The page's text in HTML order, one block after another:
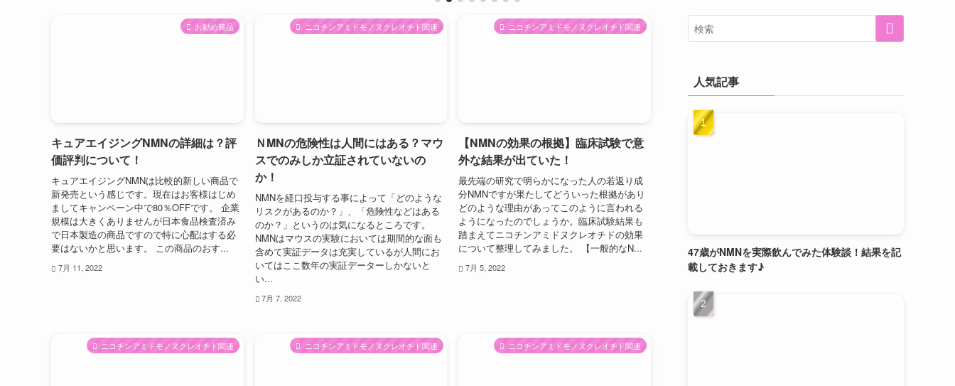
お勧め商品
キュアエイジングNMNの詳細は？評
価評判について！
キュアエイジングNMNは比較的新しい商品で
新発売という感じです。現在はお客様はじめ
ましてキャンペーン中で80％OFFです。 企業
規模は大きくありませんが日本食品検査済み
で日本製造の商品ですので特に心配はする必
要はないかと思います。 この商品のおす...
7月 11, 2022
ニコチンアミドモノヌクレオチド関連
ＮMNの危険性は人間にはある？マウ
スでのみしか立証されていないの
か！
NMNを経口投与する事によって「どのような
リスクがあるのか？」、「危険性などはある
のか？」というのは気になるところです。
NMNはマウスの実験においては期間的な面も
含めて実証データは充実しているが人間にお
いてはここ数年の実証データーしかないと
い...
7月 7, 2022
ニコチンアミドモノヌクレオチド関連
【NMNの効果の根拠】臨床試験で意
外な結果が出ていた！
最先端の研究で明らかになった人の若返り成
分NMNですが果たしてどういった根拠があり
どのような理由があってこのように言われる
ようになったのでしょうか。臨床試験結果も
踏まえてニコチンアミドヌクレオチドの効果
について整理してみました。 【一般的なN...
7月 5, 2022
ニコチンアミドモノヌクレオチド関連 ニコチンアミドモノヌクレオチド関連 ニコチンアミドモノヌクレオチド関連
人気記事
47歳がNMNを実際飲んでみた体験談！結果を記
載しておきます♪